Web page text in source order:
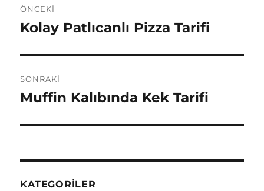
gezinmesi
ÖNCEKI
Önceki
Kolay Patlıcanlı Pizza Tarifi
SONRAKI
Sonraki
Muffin Kalıbında Kek Tarifi
KATEGORILER